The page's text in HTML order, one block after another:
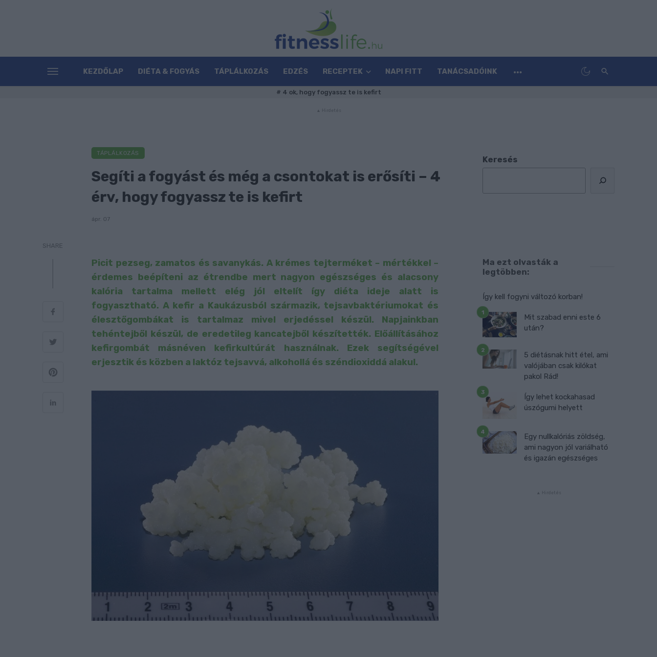
KEZDŐLAP DIÉTA & FOGYÁS TÁPLÁLKOZÁS EDZÉS RECEPTEK NAPI FITT TANÁCSADÓINK
# 4 ok, hogy fogyassz te is kefirt
TÁPLÁLKOZÁS
Segíti a fogyást és még a csontokat is erősíti – 4
érv, hogy fogyassz te is kefirt
ápr. 07
SHARE
Picit pezseg, zamatos és savanykás. A krémes tejterméket – mértékkel –
érdemes beépíteni az étrendbe mert nagyon egészséges és alacsony
kalória tartalma mellett elég jól eltelít így diéta ideje alatt is
fogyasztható. A kefir a Kaukázusból származik, tejsavbaktériumokat és
élesztőgombákat is tartalmaz mivel erjedéssel készül. Napjainkban
tehéntejből készül, de eredetileg kancatejből készítették. Előállításához
kefirgombát másnéven kefirkultúrát használnak. Ezek segítségével
erjesztik és közben a laktóz tejsavvá, alkohollá és széndioxiddá alakul.
Keresés
Ma ezt olvasták a
legtöbben:
Így kell fogyni változó korban!
Mit szabad enni este 6
után?
5 diétásnak hitt étel, ami
valójában csak kilókat
pakol Rád!
Így lehet kockahasad
úszógumi helyett
Egy nullkalóriás zöldség,
ami nagyon jól variálható
és igazán egészséges